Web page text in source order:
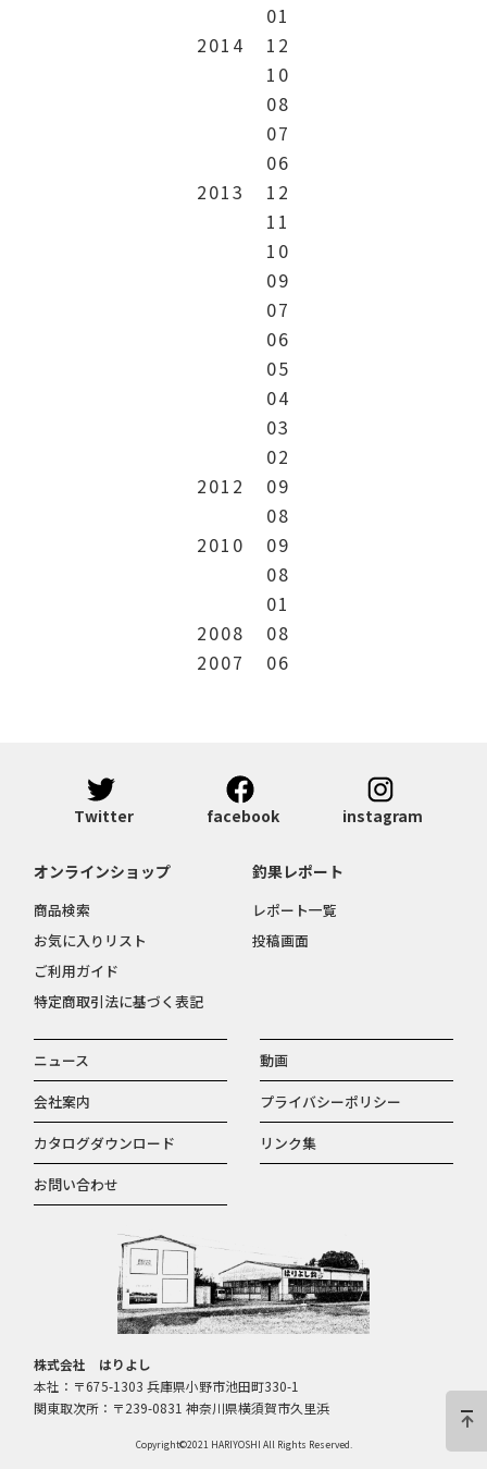
01
2014
12
10
08
07
06
2013
12
11
10
09
07
06
05
04
03
02
2012
09
08
2010
09
08
01
2008
08
2007
06
Twitter facebook instagram
株式会社 はりよし
本社：〒675-1303 兵庫県小野市池田町330-1
関東取次所：〒239-0831 神奈川県横須賀市久里浜
ニュース
動画
会社案内
プライバシーポリシー
カタログダウンロード
リンク集
お問い合わせ
オンラインショップ
商品検索
お気に入りリスト
ご利用ガイド
特定商取引法に基づく表記
釣果レポート
レポート一覧
投稿画面
Copyright©2021 HARIYOSHI All Rights Reserved.